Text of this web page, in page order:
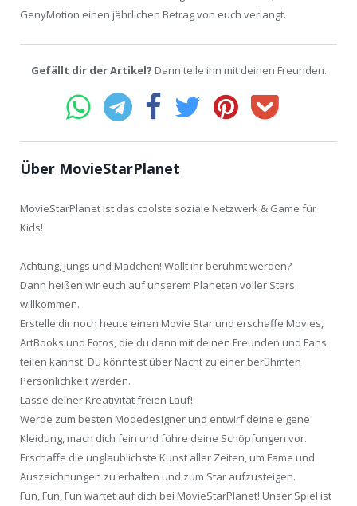
GenyMotion einen jährlichen Betrag von euch verlangt.
Gefällt dir der Artikel? Dann teile ihn mit deinen Freunden.
Über MovieStarPlanet
MovieStarPlanet ist das coolste soziale Netzwerk & Game für
Kids!
Achtung, Jungs und Mädchen! Wollt ihr berühmt werden?
Dann heißen wir euch auf unserem Planeten voller Stars
willkommen.
Erstelle dir noch heute einen Movie Star und erschaffe Movies,
ArtBooks und Fotos, die du dann mit deinen Freunden und Fans
teilen kannst. Du könntest über Nacht zu einer berühmten
Persönlichkeit werden.
Lasse deiner Kreativität freien Lauf!
Werde zum besten Modedesigner und entwirf deine eigene
Kleidung, mach dich fein und führe deine Schöpfungen vor.
Erschaffe die unglaublichste Kunst aller Zeiten, um Fame und
Auszeichnungen zu erhalten und zum Star aufzusteigen.
Fun, Fun, Fun wartet auf dich bei MovieStarPlanet! Unser Spiel ist